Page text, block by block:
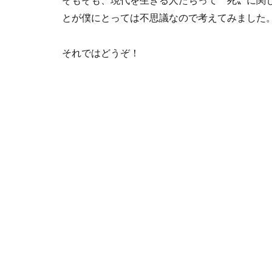
とが僕にとっては不思議なので考えてみました
それではどうぞ！